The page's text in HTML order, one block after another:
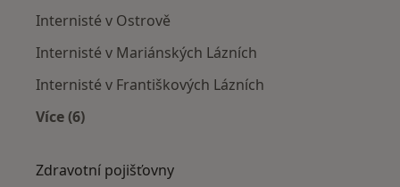
Internisté v Ostrově
Internisté v Mariánských Lázních
Internisté v Františkových Lázních
Více (6)
Zdravotní pojišťovny